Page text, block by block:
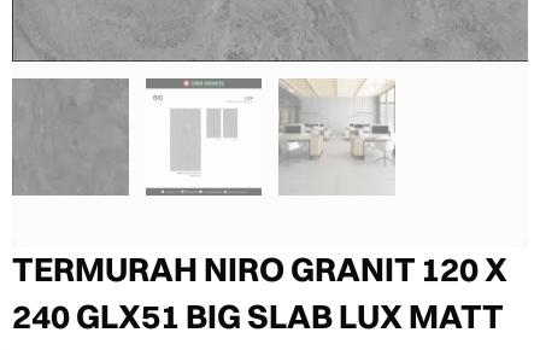
TERMURAH NIRO GRANIT 120 X
240 GLX51 BIG SLAB LUX MATT